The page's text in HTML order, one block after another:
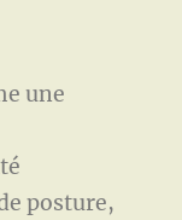
une
posture,